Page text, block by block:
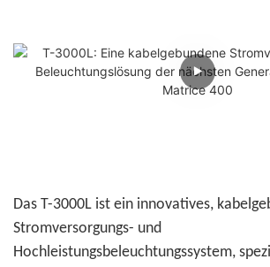
Das T-3000L ist ein innovatives,
Stromversorgungs- und
Hochleistungsbeleuchtungssystem,